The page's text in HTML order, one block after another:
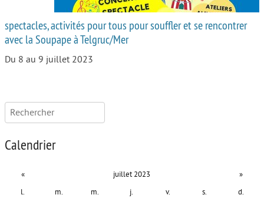
spectacles, activités pour tous pour souffler et se rencontrer
avec la Soupape à Telgruc/Mer
Du 8 au 9 juillet 2023
Rechercher :
Calendrier
« juillet 2023 »
l. m. m. j. v. s. d.